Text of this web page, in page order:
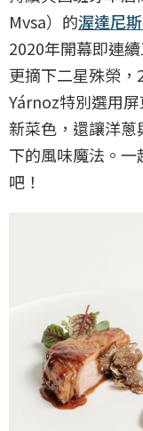
Mvsa）的渥達尼
2020年開幕即連
更摘下二星殊榮
Yárnoz特別選用
新菜色，還讓洋
下的風味魔法。
吧！